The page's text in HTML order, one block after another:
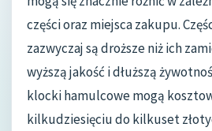
części oraz miejsca zakupu.
zazwyczaj są droższe niż ich
wyższą jakość i dłuższą
klocki hamulcowe mogą
kilkudziesięciu do kilkuset